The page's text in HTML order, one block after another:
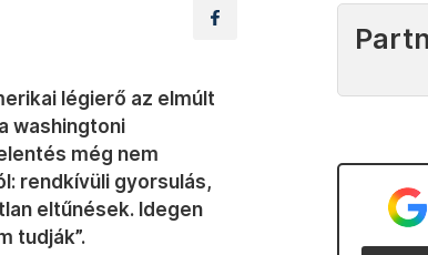
légierő az elmúlt
washingtoni
még nem
rendkívüli gyorsulás,
eltűnések. Idegen
tudják”.